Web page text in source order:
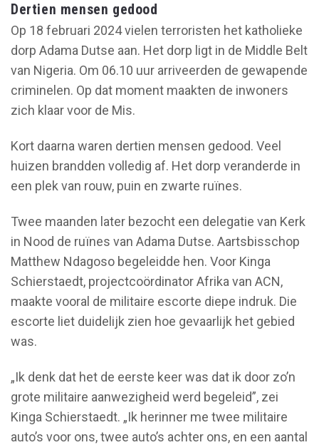
Dertien mensen gedood
Op 18 februari 2024 vielen terroristen het katholieke
dorp Adama Dutse aan. Het dorp ligt in de Middle Belt
van Nigeria. Om 06.10 uur arriveerden de gewapende
criminelen. Op dat moment maakten de inwoners
zich klaar voor de Mis.
Kort daarna waren dertien mensen gedood. Veel
huizen brandden volledig af. Het dorp veranderde in
een plek van rouw, puin en zwarte ruïnes.
Twee maanden later bezocht een delegatie van Kerk
in Nood de ruïnes van Adama Dutse. Aartsbisschop
Matthew Ndagoso begeleidde hen. Voor Kinga
Schierstaedt, projectcoördinator Afrika van ACN,
maakte vooral de militaire escorte diepe indruk. Die
escorte liet duidelijk zien hoe gevaarlijk het gebied
was.
„Ik denk dat het de eerste keer was dat ik door zo’n
grote militaire aanwezigheid werd begeleid”, zei
Kinga Schierstaedt. „Ik herinner me twee militaire
auto’s voor ons, twee auto’s achter ons, en een aantal